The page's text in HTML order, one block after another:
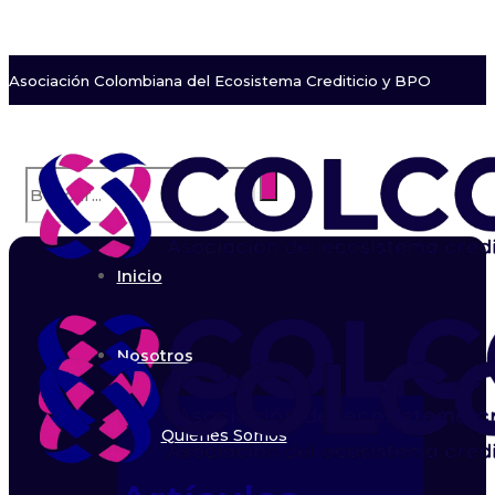
Asociación Colombiana del Ecosistema Crediticio y BPO
Inicio
Nosotros
Quiénes Somos